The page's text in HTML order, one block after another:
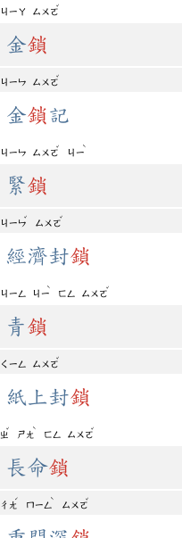
ㄐㄧㄚ ㄙㄨㄛ
ˇ
金鎖
ㄐㄧㄣ ㄙㄨㄛ
ˇ
金鎖記
ㄐㄧㄣ ㄙㄨㄛ
ˇ
ㄐㄧ
ˋ
緊鎖
ㄐㄧㄣ
ˇ
ㄙㄨㄛ
ˇ
經濟封鎖
ㄐㄧㄥ ㄐㄧ
ˋ
ㄈㄥ ㄙㄨㄛ
ˇ
青鎖
ㄑㄧㄥ ㄙㄨㄛ
ˇ
紙上封鎖
ㄓ
ˇ
ㄕㄤ
ˋ
ㄈㄥ ㄙㄨㄛ
ˇ
長命鎖
ㄔㄤ
ˊ
ㄇㄧㄥ
ˋ
ㄙㄨㄛ
ˇ